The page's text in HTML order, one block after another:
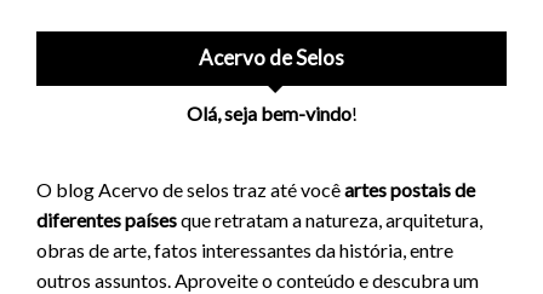
Acervo de Selos
Olá, seja bem-vindo!
O blog Acervo de selos traz até vocêartes postais de
diferentes paísesque retratam a natureza, arquitetura,
obras de arte, fatos interessantes da história, entre
outros assuntos. Aproveite o conteúdo e descubra um